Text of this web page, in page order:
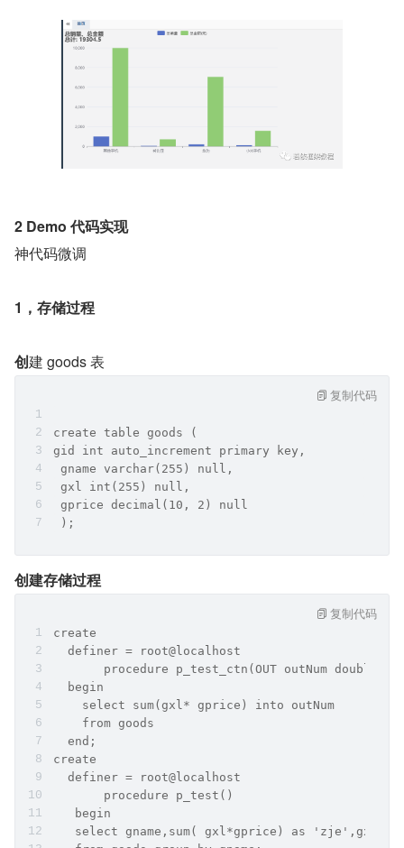
2 Demo 代码实现
神代码微调
1，存储过程
创建 goods 表
create table goods (
gid int auto_increment primary key,
gname varchar(255) null,
gxl int(255) null,
gprice decimal(10, 2) null
);
复制代码
创建存储过程
create
  definer = root@localhost
       procedure p_test_ctn(OUT outNum double)
  begin
    select sum(gxl* gprice) into outNum
    from goods
  end;
create
  definer = root@localhost
       procedure p_test()
   begin
   select gname,sum( gxl*gprice) as 'zje',gxl
复制代码